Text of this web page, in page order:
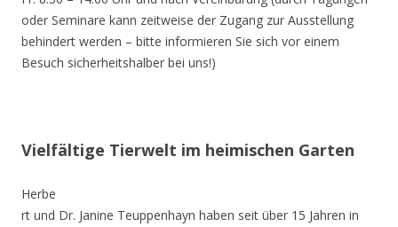
oder Seminare kann zeitweise der Zugang zur Ausstellung
behindert werden – bitte informieren Sie sich vor einem
Besuch sicherheitshalber bei uns!)
Vielfältige Tierwelt im heimischen Garten
Herbe
rt und Dr. Janine Teuppenhayn haben seit über 15 Jahren in